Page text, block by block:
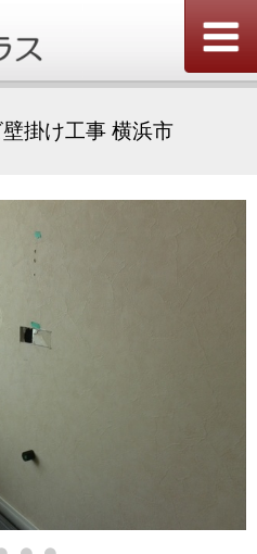
掛け工事 横浜市